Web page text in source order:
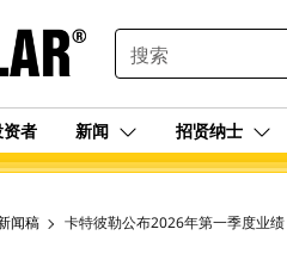
SEARCH
者 新闻 招贤纳士
闻稿 卡特彼勒公布2026年第一季度业绩